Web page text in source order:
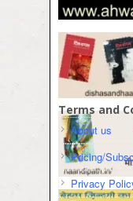
Terms and
About us
Pricing/
Privacy